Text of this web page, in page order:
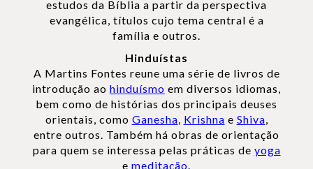
estudos da Bíblia a partir da perspectiva
evangélica, títulos cujo tema central é a
família e outros.
Hinduístas
A Martins Fontes reune uma série de livros de
introdução ao hinduísmo em diversos idiomas,
bem como de histórias dos principais deuses
orientais, como Ganesha, Krishna e Shiva,
entre outros. Também há obras de orientação
para quem se interessa pelas práticas de yoga
e meditação.